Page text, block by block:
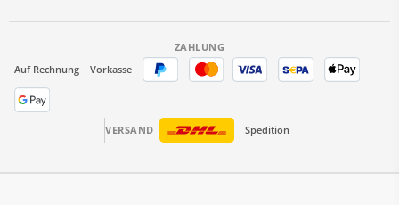
ZAHLUNG
Auf Rechnung
Vorkasse
VERSAND Spedition